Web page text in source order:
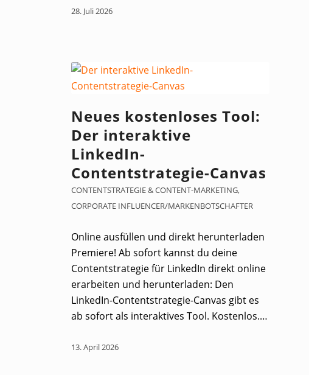
28. Juli 2026
Neues kostenloses Tool:
Der interaktive
LinkedIn-
Contentstrategie-Canvas
CONTENTSTRATEGIE & CONTENT-MARKETING,
CORPORATE INFLUENCER/MARKENBOTSCHAFTER
Online ausfüllen und direkt herunterladen
Premiere! Ab sofort kannst du deine
Contentstrategie für LinkedIn direkt online
erarbeiten und herunterladen: Den
LinkedIn-Contentstrategie-Canvas gibt es
ab sofort als interaktives Tool. Kostenlos.…
13. April 2026